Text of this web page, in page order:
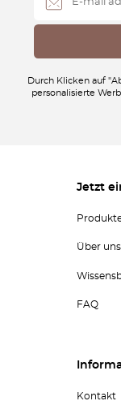
Durch Klicken auf
personalisierte
Jetzt
Über uns
FAQ
Kontakt